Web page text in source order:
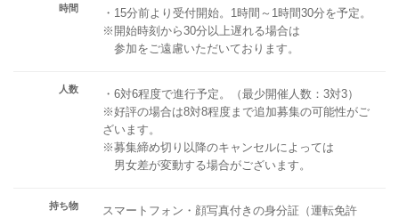
時間
・15分前より受付開始。1時間～1時間30分を予定。
※開始時刻から30分以上遅れる場合は
参加をご遠慮いただいております。
人数
・6対6程度で進行予定。（最少開催人数：3対3）
※好評の場合は8対8程度まで追加募集の可能性がご
ざいます。
※募集締め切り以降のキャンセルによっては
男女差が変動する場合がございます。
持ち物
スマートフォン・顔写真付きの身分証（運転免許